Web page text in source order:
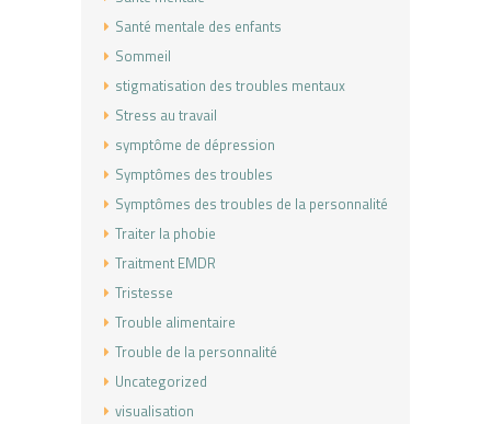
Santé mentale des enfants
Sommeil
stigmatisation des troubles mentaux
Stress au travail
symptôme de dépression
Symptômes des troubles
Symptômes des troubles de la personnalité
Traiter la phobie
Traitment EMDR
Tristesse
Trouble alimentaire
Trouble de la personnalité
Uncategorized
visualisation